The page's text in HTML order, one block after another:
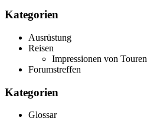
Kategorien
Ausrüstung
Reisen
Impressionen von Touren
Forumstreffen
Kategorien
Glossar